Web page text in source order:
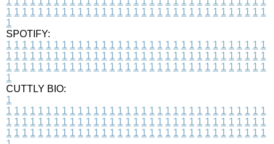
1 1 1 1 1 1 1 1 1 1 1 1 1 1 1 1 1 1 1 1 1 1 1 1 1 1 1 1 1 1 1 1 1
1
SPOTIFY:
1 1 1 1 1 1 1 1 1 1 1 1 1 1 1 1 1 1 1 1 1 1 1 1 1 1 1 1 1 1 1 1 1
1 1 1 1 1 1 1 1 1 1 1 1 1 1 1 1 1 1 1 1 1 1 1 1 1 1 1 1 1 1 1 1 1
1 1 1 1 1 1 1 1 1 1 1 1 1 1 1 1 1 1 1 1 1 1 1 1 1 1 1 1 1 1 1 1 1
1
CUTTLY BIO:
1
1 1 1 1 1 1 1 1 1 1 1 1 1 1 1 1 1 1 1 1 1 1 1 1 1 1 1 1 1 1 1 1 1
1 1 1 1 1 1 1 1 1 1 1 1 1 1 1 1 1 1 1 1 1 1 1 1 1 1 1 1 1 1 1 1 1
1 1 1 1 1 1 1 1 1 1 1 1 1 1 1 1 1 1 1 1 1 1 1 1 1 1 1 1 1 1 1 1 1